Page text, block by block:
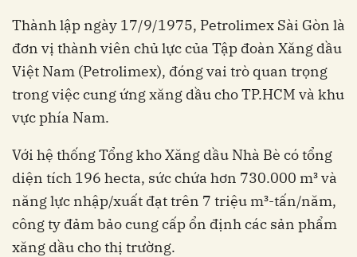
Thành lập ngày 17/9/1975, Petrolimex Sài Gòn là
đơn vị thành viên chủ lực của Tập đoàn Xăng dầu
Việt Nam (Petrolimex), đóng vai trò quan trọng
trong việc cung ứng xăng dầu cho TP.HCM và khu
vực phía Nam.
Với hệ thống Tổng kho Xăng dầu Nhà Bè có tổng
diện tích 196 hecta, sức chứa hơn 730.000 m³ và
năng lực nhập/xuất đạt trên 7 triệu m³-tấn/năm,
công ty đảm bảo cung cấp ổn định các sản phẩm
xăng dầu cho thị trường.